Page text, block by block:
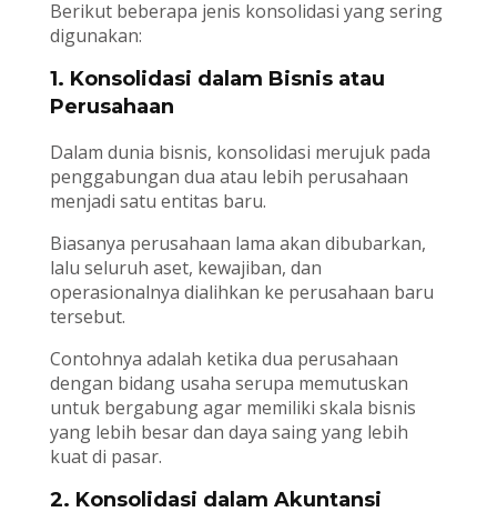
Berikut beberapa jenis konsolidasi yang sering
digunakan:
1. Konsolidasi dalam Bisnis atau
Perusahaan
Dalam dunia bisnis, konsolidasi merujuk pada
penggabungan dua atau lebih perusahaan
menjadi satu entitas baru.
Biasanya perusahaan lama akan dibubarkan,
lalu seluruh aset, kewajiban, dan
operasionalnya dialihkan ke perusahaan baru
tersebut.
Contohnya adalah ketika dua perusahaan
dengan bidang usaha serupa memutuskan
untuk bergabung agar memiliki skala bisnis
yang lebih besar dan daya saing yang lebih
kuat di pasar.
2. Konsolidasi dalam Akuntansi